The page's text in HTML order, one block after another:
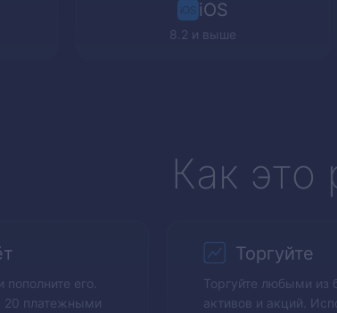
iOS
8.2 и выше
Как это
его.
20 платежными
Торгуйте
Торгуйте любыми из
активов и акций.